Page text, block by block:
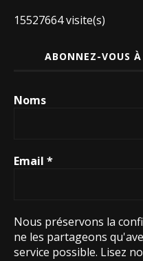
15527664 visite(s)
ABONNEZ-VOUS
Noms
Email *
Nous préservons la
ne les partageons
service possible. Lisez